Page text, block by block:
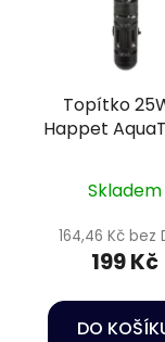
Topítko
Happet
Skladem
164,46 Kč bez
199 Kč
DO